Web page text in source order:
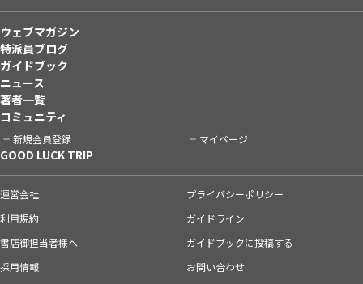
ウェブマガジン
特派員ブログ
ガイドブック
ニュース
著者一覧
コミュニティ
新規会員登録 マイページ
GOOD LUCK TRIP
運営会社
プライバシーポリシー
利用規約
ガイドライン
書店御担当者様へ
ガイドブックに投稿する
採用情報
お問い合わせ